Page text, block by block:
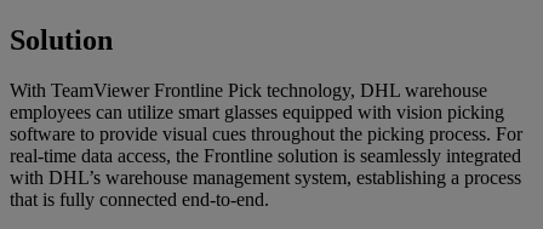
Solution
With TeamViewer Frontline Pick technology, DHL warehouse
employees can utilize smart glasses equipped with vision picking
software to provide visual cues throughout the picking process. For
real-time data access, the Frontline solution is seamlessly integrated
with DHL’s warehouse management system, establishing a process
that is fully connected end-to-end.